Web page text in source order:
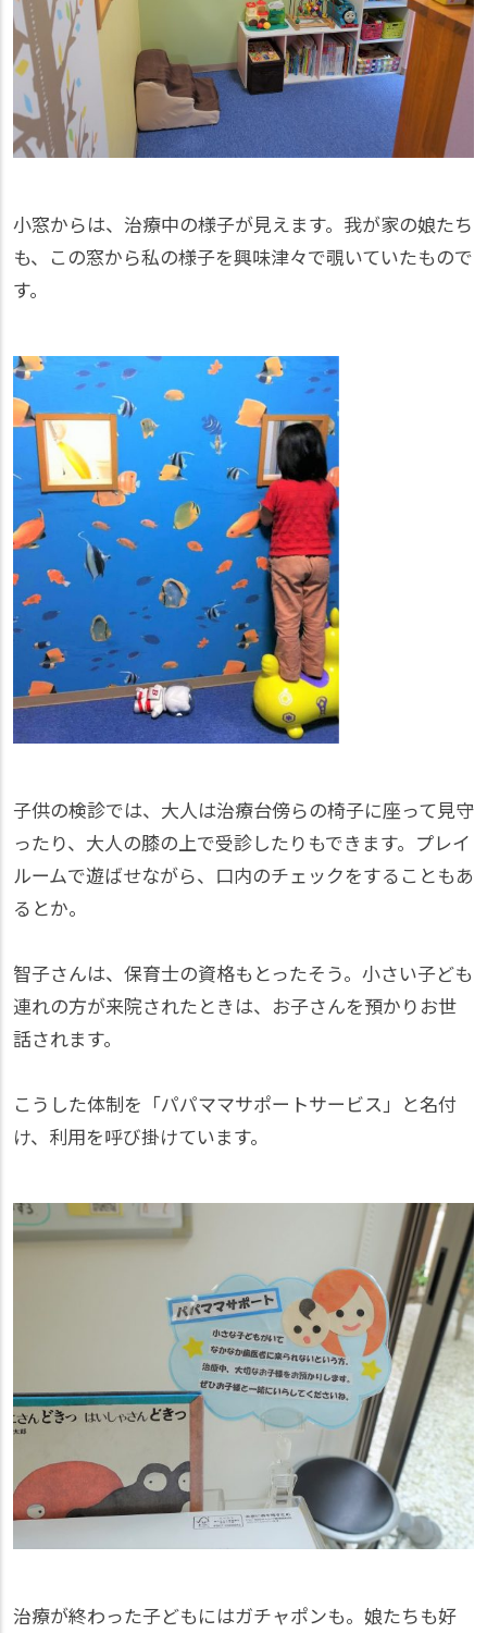
小窓からは、治療中の様子が見えます。我が家の娘たち
も、この窓から私の様子を興味津々で覗いていたもので
す。
子供の検診では、大人は治療台傍らの椅子に座って見守
ったり、大人の膝の上で受診したりもできます。プレイ
ルームで遊ばせながら、口内のチェックをすることもあ
るとか。
智子さんは、保育士の資格もとったそう。小さい子ども
連れの方が来院されたときは、お子さんを預かりお世
話されます。
こうした体制を「パパママサポートサービス」と名付
け、利用を呼び掛けています。
治療が終わった子どもにはガチャポンも。娘たちも好